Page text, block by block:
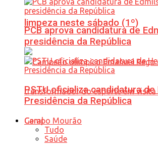
limpeza neste sábado (1º)
PCB aprova candidatura de
presidência da República
PSTU oficializa candidatura
Presidência da República
Geral
Tudo
Saúde